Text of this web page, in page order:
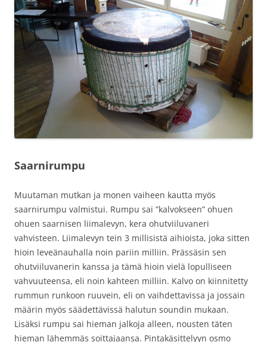
Saarnirumpu
Muutaman mutkan ja monen vaiheen kautta myös
saarnirumpu valmistui. Rumpu sai ”kalvokseen” ohuen
ohuen saarnisen liimalevyn, kera ohutviiluvaneri
vahvisteen. Liimalevyn tein 3 millisistä aihioista, joka sitten
hioin leveänauhalla noin pariin milliin. Prässäsin sen
ohutviiluvanerin kanssa ja tämä hioin vielä lopulliseen
vahvuuteensa, eli noin kahteen milliin. Kalvo on kiinnitetty
rummun runkoon ruuvein, eli on vaihdettavissa ja jossain
määrin myös säädettävissä halutun soundin mukaan.
Lisäksi rumpu sai hieman jalkoja alleen, nousten täten
hieman lähemmäs soittajaansa. Pintakäsittelyyn osmo